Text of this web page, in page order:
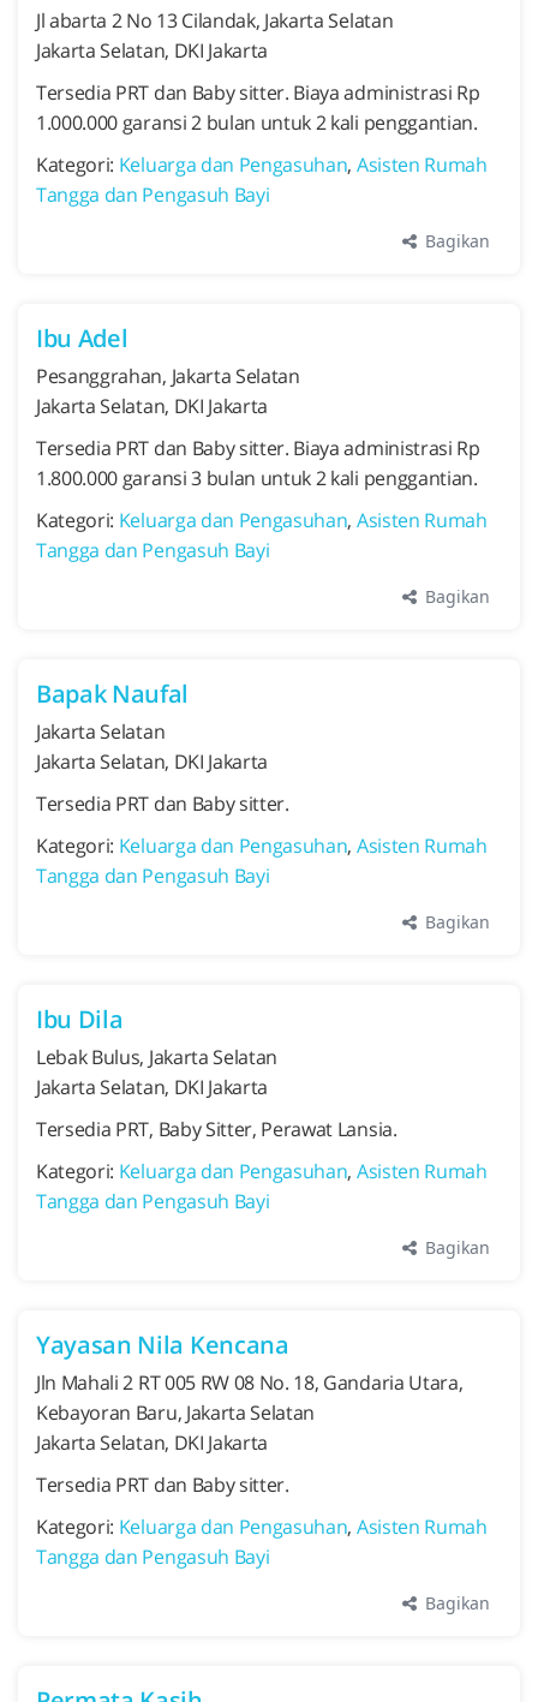
Jl abarta 2 No 13 Cilandak, Jakarta Selatan
Jakarta Selatan, DKI Jakarta
Tersedia PRT dan Baby sitter. Biaya administrasi Rp
1.000.000 garansi 2 bulan untuk 2 kali penggantian.
Kategori: Keluarga dan Pengasuhan, Asisten Rumah
Tangga dan Pengasuh Bayi
Bagikan
Ibu Adel
Pesanggrahan, Jakarta Selatan
Jakarta Selatan, DKI Jakarta
Tersedia PRT dan Baby sitter. Biaya administrasi Rp
1.800.000 garansi 3 bulan untuk 2 kali penggantian.
Kategori: Keluarga dan Pengasuhan, Asisten Rumah
Tangga dan Pengasuh Bayi
Bagikan
Bapak Naufal
Jakarta Selatan
Jakarta Selatan, DKI Jakarta
Tersedia PRT dan Baby sitter.
Kategori: Keluarga dan Pengasuhan, Asisten Rumah
Tangga dan Pengasuh Bayi
Bagikan
Ibu Dila
Lebak Bulus, Jakarta Selatan
Jakarta Selatan, DKI Jakarta
Tersedia PRT, Baby Sitter, Perawat Lansia.
Kategori: Keluarga dan Pengasuhan, Asisten Rumah
Tangga dan Pengasuh Bayi
Bagikan
Yayasan Nila Kencana
Jln Mahali 2 RT 005 RW 08 No. 18, Gandaria Utara,
Kebayoran Baru, Jakarta Selatan
Jakarta Selatan, DKI Jakarta
Tersedia PRT dan Baby sitter.
Kategori: Keluarga dan Pengasuhan, Asisten Rumah
Tangga dan Pengasuh Bayi
Bagikan